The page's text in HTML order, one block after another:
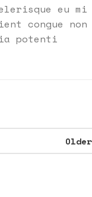
eu mi
congue non
potenti
Older